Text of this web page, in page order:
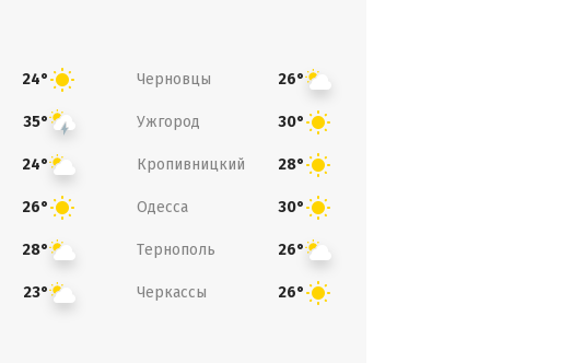
24° Черновцы 26°
35° Ужгород 30°
24° Кропивницкий 28°
26° Одесса 30°
28° Тернополь 26°
23° Черкассы 26°